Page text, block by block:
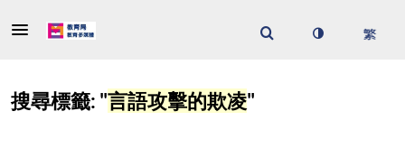
搜尋標籤: "言語攻擊的欺凌"